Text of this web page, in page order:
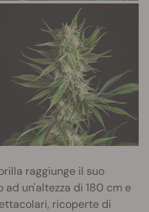
raggiunge il suo
un'altezza di 180 cm e
ricoperte di